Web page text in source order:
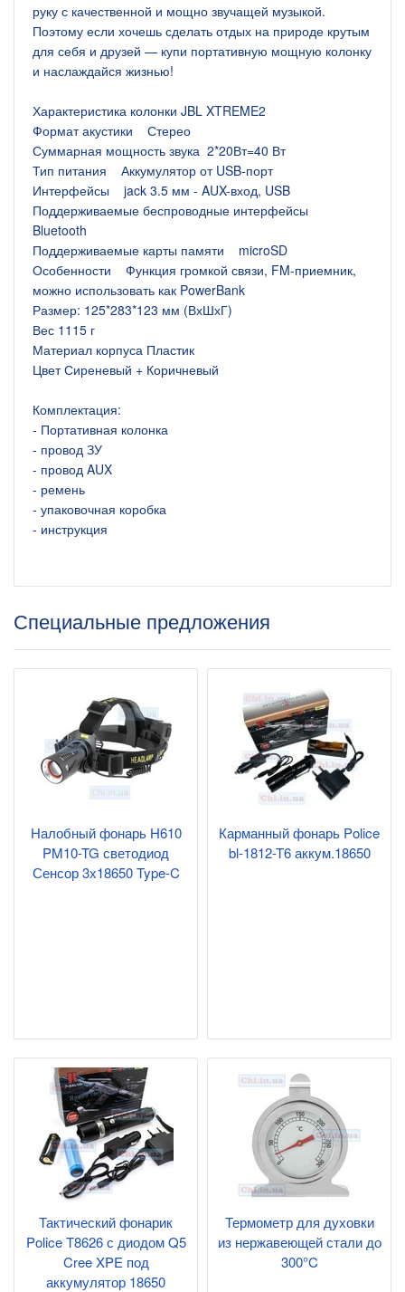
руку с качественной и мощно звучащей музыкой.
Поэтому если хочешь сделать отдых на природе крутым
для себя и друзей — купи портативную мощную колонку
и наслаждайся жизнью!
Характеристика колонки JBL XTREME2
Формат акустики Стерео
Суммарная мощность звука 2*20Вт=40 Вт
Тип питания Аккумулятор от USB-порт
Интерфейсы jack 3.5 мм - AUX-вход, USB
Поддерживаемые беспроводные интерфейсы
Bluetooth
Поддерживаемые карты памяти microSD
Особенности Функция громкой связи, FM-приемник,
можно использовать как PowerBank
Размер: 125*283*123 мм (ВхШхГ)
Вес 1115 г
Материал корпуса Пластик
Цвет Сиреневый + Коричневый
Комплектация:
- Портативная колонка
- провод ЗУ
- провод AUX
- ремень
- упаковочная коробка
- инструкция
Специальные предложения
Налобный фонарь H610
PM10-TG светодиод
Сенсор 3х18650 Type-C
Карманный фонарь Police
bl-1812-T6 аккум.18650
Тактический фонарик
Police T8626 с диодом Q5
Cree XPE под
аккумулятор 18650
Термометр для духовки
из нержавеющей стали до
300°C